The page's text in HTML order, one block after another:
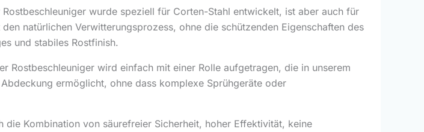
Rostbeschleuniger wurde speziell für Corten-Stahl entwickelt, ist aber auch für
natürlichen Verwitterungsprozess, ohne die schützenden Eigenschaften des
und stabiles Rostfinish.
Rostbeschleuniger wird einfach mit einer Rolle aufgetragen, die in unserem
ermöglicht, ohne dass komplexe Sprühgeräte oder
die Kombination von säurefreier Sicherheit, hoher Effektivität, keine